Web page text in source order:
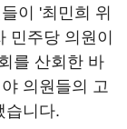
이 '최민희 위
민주당 의원이
를 산회한 바
의원들의 고
습니다.